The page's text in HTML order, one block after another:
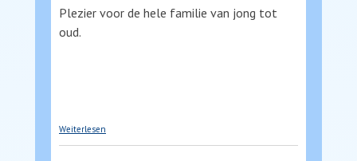
Plezier voor de hele familie van jong tot
oud.
Weiterlesen